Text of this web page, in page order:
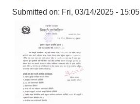
Submitted on: Fri, 03/14/2025 - 15:05